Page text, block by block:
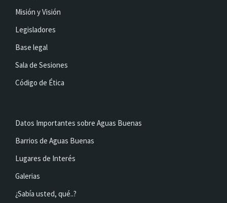
Misión y Visión
Legisladores
Base legal
Sala de Sesiones
Código de Ética
Datos Importantes sobre Aguas Buenas
Barrios de Aguas Buenas
Lugares de Interés
Galerias
¿Sabía usted, qué..?